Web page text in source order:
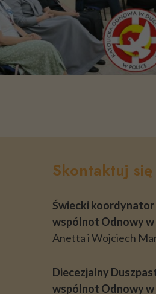
Skontaktuj
Świecki koordynator
wspólnot Odnowy w
Anetta i Wojciech
Diecezjalny
wspólnot Odnowy w
opcjonalne. Są
one potrzebne
funkcjonowania
strony
internetowej.
i strukturę
na podstawie
tego, jak
strona jest
Doświadczenie